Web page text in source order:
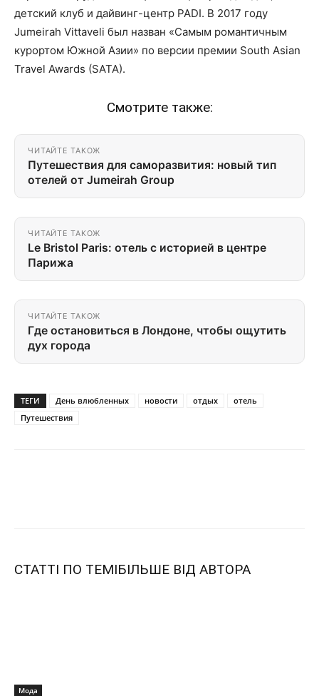
детский клуб и дайвинг-центр PADI. В 2017 году
Jumeirah Vittaveli был назван «Самым романтичным
курортом Южной Азии» по версии премии South Asian
Travel Awards (SATA).
Смотрите также:
ЧИТАЙТЕ ТАКОЖ
Путешествия для саморазвития: новый тип
отелей от Jumeirah Group
ЧИТАЙТЕ ТАКОЖ
Le Bristol Paris: отель с историей в центре
Парижа
ЧИТАЙТЕ ТАКОЖ
Где остановиться в Лондоне, чтобы ощутить
дух города
ТЕГИ День влюбленных новости отдых
отель
Путешествия
СТАТТІ ПО ТЕМІБІЛЬШЕ ВІД АВТОРА
Мода